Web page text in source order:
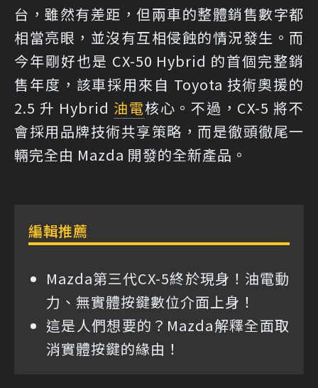
台，雖然有差距，但兩車的整體銷售數字都
相當亮眼，並沒有互相侵蝕的情況發生。而
今年剛好也是 CX-50 Hybrid 的首個完整銷
售年度，該車採用來自 Toyota 技術奧援的
2.5 升 Hybrid 油電核心。不過，CX-5 將不
會採用品牌技術共享策略，而是徹頭徹尾一
輛完全由 Mazda 開發的全新產品。
編輯推薦
Mazda第三代CX-5終於現身！油電動
力、無實體按鍵數位介面上身！
這是人們想要的？Mazda解釋全面取
消實體按鍵的緣由！